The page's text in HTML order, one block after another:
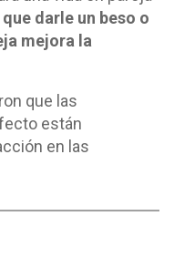
darle un beso o
mejora la
que las
están
en las